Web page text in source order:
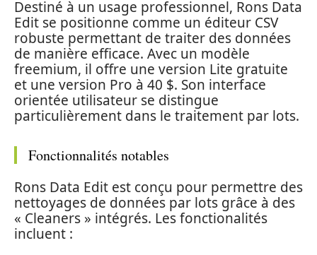
Destiné à un usage professionnel, Rons Data
Edit se positionne comme un éditeur CSV
robuste permettant de traiter des données
de manière efficace. Avec un modèle
freemium, il offre une version Lite gratuite
et une version Pro à 40 $. Son interface
orientée utilisateur se distingue
particulièrement dans le traitement par lots.
Fonctionnalités notables
Rons Data Edit est conçu pour permettre des
nettoyages de données par lots grâce à des
« Cleaners » intégrés. Les fonctionalités
incluent :